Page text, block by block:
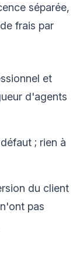
séparée,
frais par
et
d'agents
; rien à
du client
pas